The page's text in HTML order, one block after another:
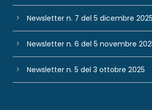
Newsletter n. 7 del 5 dicembre 2025
Newsletter n. 6 del 5 novembre
Newsletter n. 5 del 3 ottobre 2025